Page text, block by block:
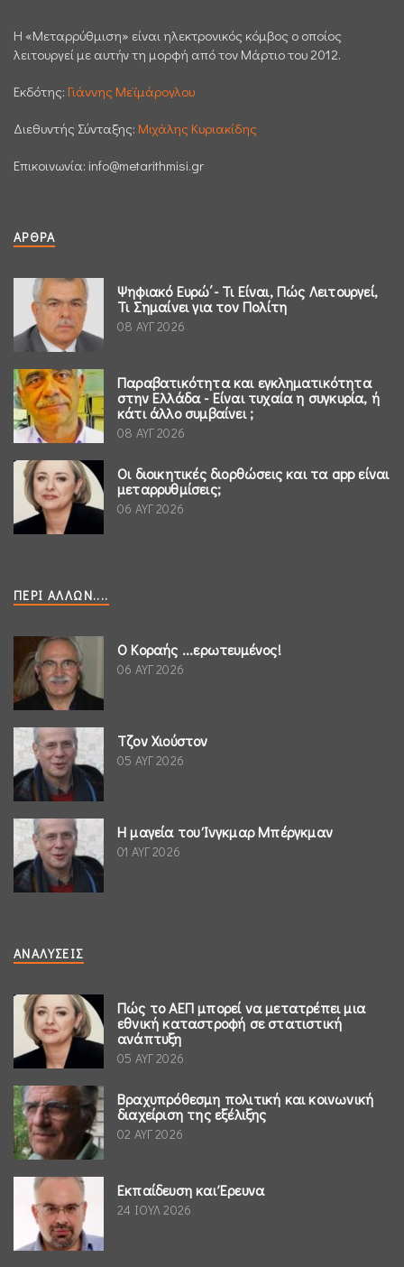
H «Μεταρρύθμιση» είναι ηλεκτρονικός κόμβος ο οποίος
λειτουργεί με αυτήν τη μορφή από τον Μάρτιο του 2012.
Εκδότης: Γιάννης Μεϊμάρογλου
Διεθυντής Σύνταξης: Μιχάλης Κυριακίδης
Επικοινωνία: info@metarithmisi.gr
ΆΡΘΡΑ
Ψηφιακό Ευρώ΄- Τι Είναι, Πώς Λειτουργεί,
Τι Σημαίνει για τον Πολίτη
08 ΑΥΓ 2026
Παραβατικότητα και εγκληματικότητα
στην Ελλάδα - Είναι τυχαία η συγκυρία, ή
κάτι άλλο συμβαίνει ;
08 ΑΥΓ 2026
Οι διοικητικές διορθώσεις και τα app είναι
μεταρρυθμίσεις;
06 ΑΥΓ 2026
ΠΕΡΊ ΆΛΛΩΝ....
Ο Κοραής ...ερωτευμένος!
06 ΑΥΓ 2026
Τζον Χιούστον
05 ΑΥΓ 2026
Η μαγεία του Ίνγκμαρ Μπέργκμαν
01 ΑΥΓ 2026
ΑΝΑΛΎΣΕΙΣ
Πώς το ΑΕΠ μπορεί να μετατρέπει μια
εθνική καταστροφή σε στατιστική
ανάπτυξη
05 ΑΥΓ 2026
Βραχυπρόθεσμη πολιτική και κοινωνική
διαχείριση της εξέλιξης
02 ΑΥΓ 2026
Εκπαίδευση και Έρευνα
24 ΙΟΥΛ 2026